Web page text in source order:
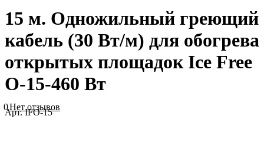
15 м. Одножильный греющий
кабель (30 Вт/м) для обогрева
открытых площадок Ice Free
О-15-460 Вт
0Нет отзывов
Арт.IFO-15